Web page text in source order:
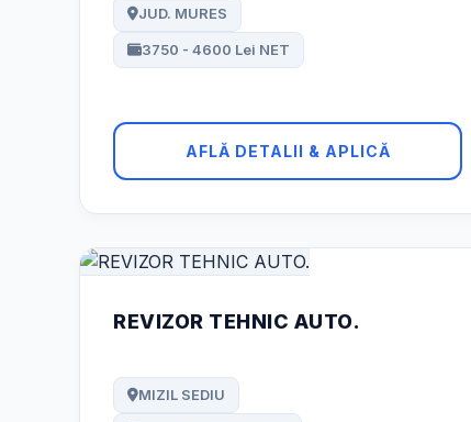
JUD. MURES
3750 - 4600 Lei NET
AFLĂ DETALII & APLICĂ
REVIZOR TEHNIC AUTO.
MIZIL SEDIU